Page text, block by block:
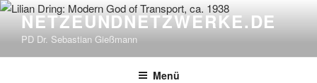
Zum
springen
NETZEUNDNETZWERKE.DE
PD Dr. Sebastian Gießmann
Menü